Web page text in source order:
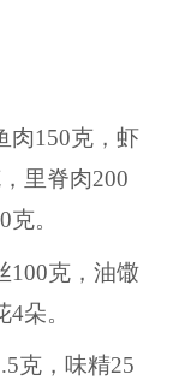
肉150克，虾
里脊肉200
。
100克，油馓
朵。
克，味精25